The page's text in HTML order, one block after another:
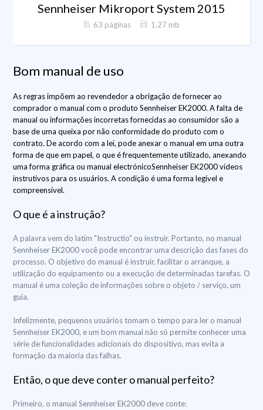
Sennheiser Mikroport System 2015
63 páginas 1.27 mb
Bom manual de uso
As regras impõem ao revendedor a obrigação de fornecer ao
comprador o manual com o produto Sennheiser EK2000. A falta de
manual ou informações incorretas fornecidas ao consumidor são a
base de uma queixa por não conformidade do produto com o
contrato. De acordo com a lei, pode anexar o manual em uma outra
forma de que em papel, o que é frequentemente utilizado, anexando
uma forma gráfica ou manual electrónicoSennheiser EK2000 vídeos
instrutivos para os usuários. A condição é uma forma legível e
compreensível.
O que é a instrução?
A palavra vem do latim "Instructio" ou instruir. Portanto, no manual
Sennheiser EK2000 você pode encontrar uma descrição das fases do
processo. O objetivo do manual é instruir, facilitar o arranque, a
utilização do equipamento ou a execução de determinadas tarefas. O
manual é uma coleção de informações sobre o objeto / serviço, um
guia.
Infelizmente, pequenos usuários tomam o tempo para ler o manual
Sennheiser EK2000, e um bom manual não só permite conhecer uma
série de funcionalidades adicionais do dispositivo, mas evita a
formação da maioria das falhas.
Então, o que deve conter o manual perfeito?
Primeiro, o manual Sennheiser EK2000 deve conte: